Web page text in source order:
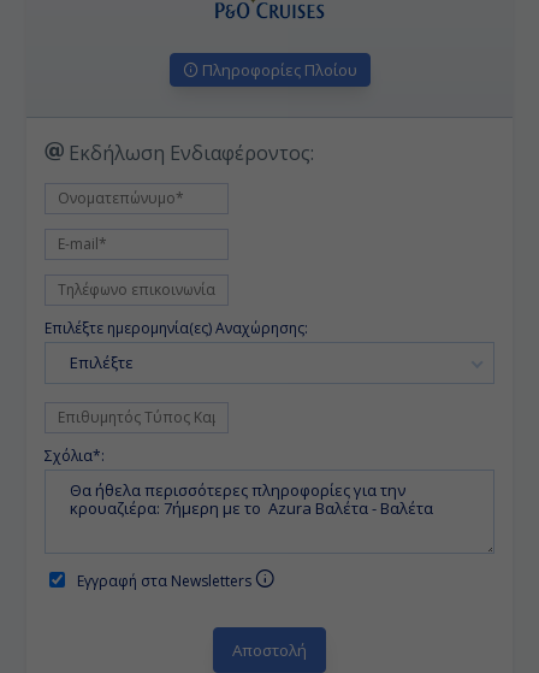
Πληροφορίες Πλοίου
Εκδήλωση Ενδιαφέροντος:
Επιλέξτε ημερομηνία(ες) Αναχώρησης:
Επιλέξτε
Σχόλια*:
Εγγραφή στα Newsletters